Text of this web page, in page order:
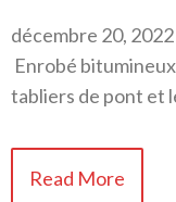
décembre 20, 2022
Enrobé
tabliers de pont et
Read More